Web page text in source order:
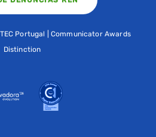
Portugal | Communicator Awards
Distinction